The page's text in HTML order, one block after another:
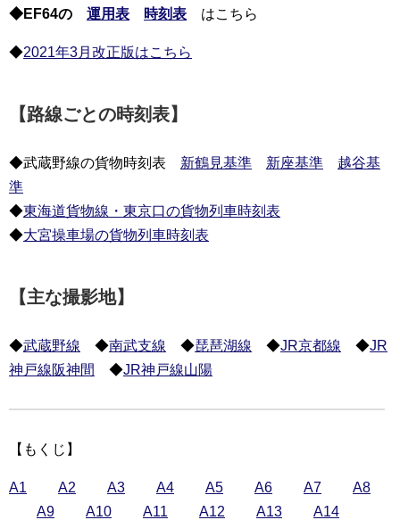
◆EF64の 運用表 時刻表 はこちら
◆2021年3月改正版はこちら
【路線ごとの時刻表】
◆武蔵野線の貨物時刻表 新鶴見基準 新座基準
越谷基
準
◆東海道貨物線・東京口の貨物列車時刻表
◆大宮操車場の貨物列車時刻表
【主な撮影地】
◆武蔵野線 ◆南武支線 ◆琵琶湖線 ◆JR京都線 ◆JR
神戸線阪神間
◆JR神戸線山陽
【もくじ】
A1 A2 A3 A4 A5 A6 A7
A8
A9
A10 A11 A12 A13
A14